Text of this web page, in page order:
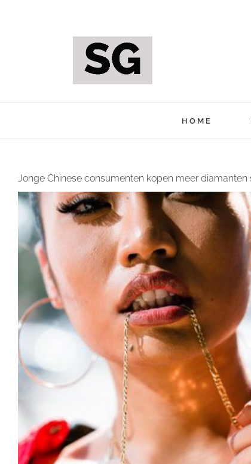
HOME
Jonge Chinese consumenten kopen meer diamanten
Bekijk
grotere
afbeelding